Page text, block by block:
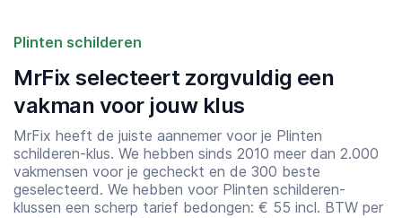
Plinten schilderen
MrFix selecteert zorgvuldig een
vakman voor jouw klus
MrFix heeft de juiste aannemer voor je Plinten
schilderen-klus. We hebben sinds 2010 meer dan 2.000
vakmensen voor je gecheckt en de 300 beste
geselecteerd. We hebben voor Plinten schilderen-
klussen een scherp tarief bedongen: € 55 incl. BTW per